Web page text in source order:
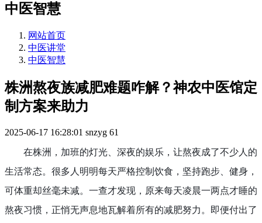
中医智慧
网站首页
中医讲堂
中医智慧
株洲熬夜族减肥难题咋解？神农中医馆定
制方案来助力
2025-06-17 16:28:01 snzyg 61
在株洲，加班的灯光、深夜的娱乐，让熬夜成了不少人的
生活常态。很多人明明每天严格控制饮食，坚持跑步、健身，
可体重却丝毫未减。一查才发现，原来每天凌晨一两点才睡的
熬夜习惯，正悄无声息地瓦解着所有的减肥努力。即便付出了